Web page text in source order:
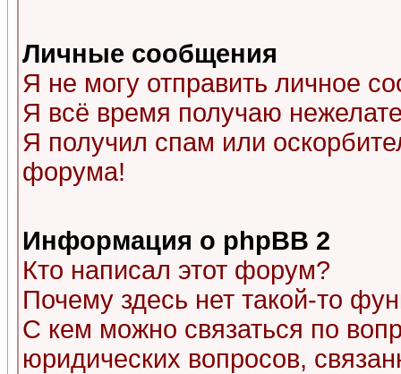
Личные сообщения
Я не могу отправить личное
Я всё время получаю
Я получил спам или
форума!
Информация о phpBB 2
Кто написал этот форум?
Почему здесь нет такой-то
С кем можно связаться по
юридических вопросов,